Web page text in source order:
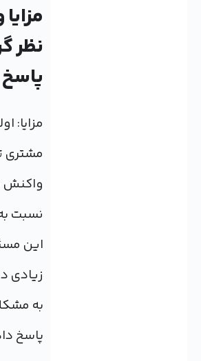
نظر
مزایا:
مشتری
واکنش
نسبت
این
زیادی
به
پاسخ